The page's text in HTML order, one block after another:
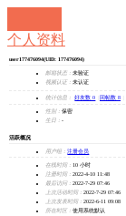
个人资料
user177476094(UID: 177476094)
邮箱状态： 未验证
视频认证： 未认证
统计信息： 好友数 0 回帖数 8
性别： 保密
生日： -
活跃概况
用户组： 注册会员
在线时间： 10 小时
注册时间： 2022-4-10 11:48
最后访问： 2022-7-29 07:46
上次活动时间： 2022-7-29 07:46
上次发表时间： 2022-6-11 09:08
所在时区： 使用系统默认